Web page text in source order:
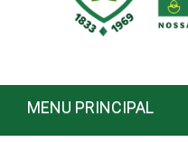
MENU PRINCIPAL